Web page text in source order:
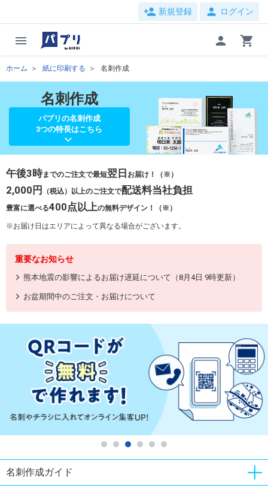
person_add 新規登録 person ログイン
menu person shopping_cart
ホーム 紙に印刷する 名刺作成
名刺作成
パプリの名刺作成
3つの特長はこちら
午後3時までのご注文で最短翌日 お届け！（※）
2,000円 （税込）以上のご注文で配送料当社負担
豊富に選べる400点以上の無料デザイン！（※）
お届け日はエリアによって異なる場合がございます。
重要なお知らせ
熊本地震の影響によるお届け遅延について（8月4日 9時更新）
お盆期間中のご注文・お届けについて
名刺作成ガイド